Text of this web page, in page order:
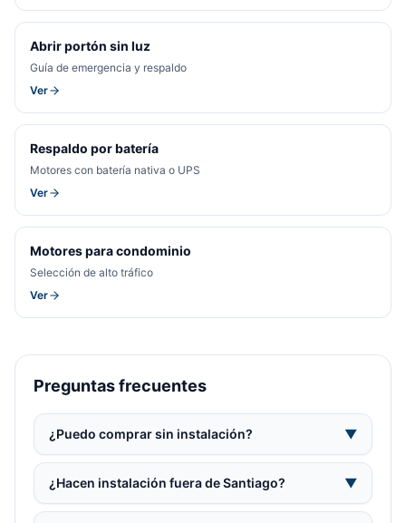
Abrir portón sin luz
Guía de emergencia y respaldo
Ver
Respaldo por batería
Motores con batería nativa o UPS
Ver
Motores para condominio
Selección de alto tráfico
Ver
Preguntas frecuentes
¿Puedo comprar sin instalación? ▼
¿Hacen instalación fuera de Santiago? ▼